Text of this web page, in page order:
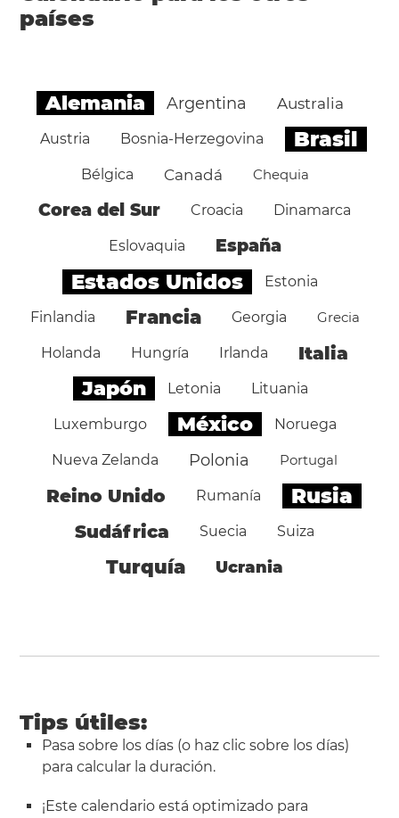
países
Alemania Argentina Australia
Austria Bosnia-Herzegovina Brasil
Bélgica Canadá Chequia
Corea del Sur Croacia Dinamarca
Eslovaquia España
Estados Unidos Estonia
Finlandia Francia Georgia Grecia
Holanda Hungría Irlanda Italia
Japón Letonia Lituania
Luxemburgo México Noruega
Nueva Zelanda Polonia Portugal
Reino Unido Rumanía Rusia
Sudáfrica Suecia Suiza
Turquía Ucrania
Tips útiles:
Pasa sobre los días (o haz clic sobre los días)
para calcular la duración.
¡Este calendario está optimizado para